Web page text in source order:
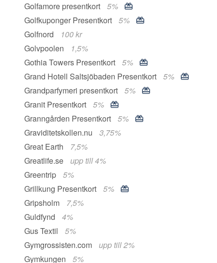
Golfamore presentkort
5%
Golfkuponger Presentkort
5%
Golfnord
100 kr
Golvpoolen
1,5%
Gothia Towers Presentkort
5%
Grand Hotell Saltsjöbaden Presentkort
5%
Grandparfymeri presentkort
5%
Granit Presentkort
5%
Granngården Presentkort
5%
Graviditetskollen.nu
3,75%
Great Earth
7,5%
Greatlife.se
upp till 4%
Greentrip
5%
Grillkung Presentkort
5%
Gripsholm
7,5%
Guldfynd
4%
Gus Textil
5%
Gymgrossisten.com
upp till 2%
Gymkungen
5%